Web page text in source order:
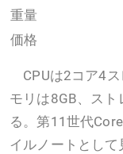
重量
価格
CPUは2コア4ス
モリは8GB、スト
る。第11世代
イルノートとして